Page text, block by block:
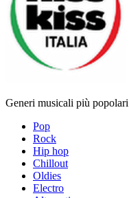
Generi musicali più popolari
Pop
Rock
Hip hop
Chillout
Oldies
Electro